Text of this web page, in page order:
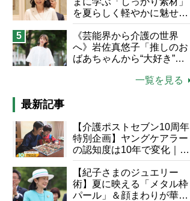
る」
を夏らしく軽やかに魅せる
3つの着こなし法則
5
《芸能界から介護の世界
へ》岩佐真悠子「推しのお
ばあちゃんから“大好き”を
飛ぶ“やりがい”、介護の現
一覧を見る
最新記事
【介護ポストセブン10周年
特別企画】ヤングケアラー
の認知度は10年で変化｜流
行語大賞にノミネート、法
律にも明記されたが果たし
て現在は？
【紀子さまのジュエリー
術】夏に映える「メタル枠
パール」＆顔まわりが華や